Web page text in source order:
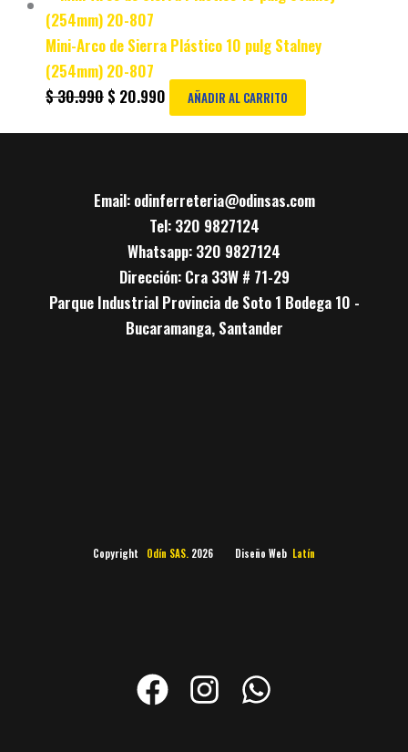
Mini-Arco de Sierra Plástico 10 pulg Stalney
(254mm) 20-807
$30.990 $ 20.990 AÑADIR AL CARRITO
Email: odinferreteria@odinsas.com
Tel: 320 9827124
Whatsapp: 320 9827124
Dirección: Cra 33W # 71-29
Parque Industrial Provincia de Soto 1 Bodega 10 -
Bucaramanga, Santander
Copyright Odín SAS. 2026 Diseño Web Latín